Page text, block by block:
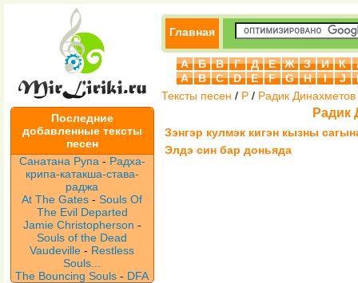
Последние
добавленные тексты
песен
Санатана Рупа - Радха-
крипа-катакша-става-
раджа
At The Gates -Souls Of
The Evil Departed
Jamie Christopherson -
Souls of the Dead
Vaudeville- Restless
Souls...
The Bouncing Souls - DFA
Главная
А Б В Г Д Е Ж З И К
A
B C D E F G H I J
Тексты песен / Р / Радик Динахметов
Радик
Зэнгэр кулмэк кигэн кызны
Элдэ син бар доньяда